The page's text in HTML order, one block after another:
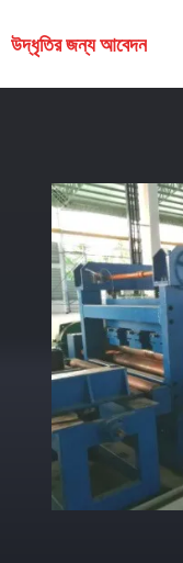
উদ্ধৃতির জন্য আবেদন